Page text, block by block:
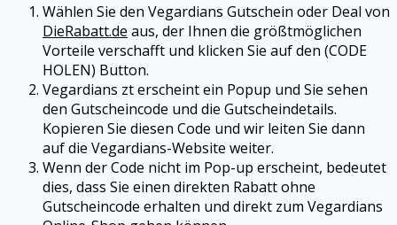
Wählen Sie den Vegardians Gutschein oder Deal von
DieRabatt.de aus, der Ihnen die größtmöglichen
Vorteile verschafft und klicken Sie auf den (CODE
HOLEN) Button.
Vegardians zt erscheint ein Popup und Sie sehen
den Gutscheincode und die Gutscheindetails.
Kopieren Sie diesen Code und wir leiten Sie dann
auf die Vegardians-Website weiter.
Wenn der Code nicht im Pop-up erscheint, bedeutet
dies, dass Sie einen direkten Rabatt ohne
Gutscheincode erhalten und direkt zum Vegardians